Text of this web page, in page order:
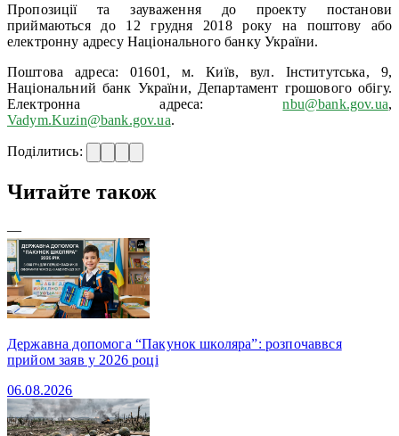
Пропозиції та зауваження до проекту постанови
приймаються до 12 грудня 2018 року на поштову або
електронну адресу Національного банку України.
Поштова адреса: 01601, м. Київ, вул. Інститутська, 9,
Національний банк України, Департамент грошового обігу.
Електронна адреса:nbu@bank.gov.ua,
Vadym.Kuzin@bank.gov.ua.
Поділитись:
Читайте також
—
Державна допомога “Пакунок школяра”: розпочаввся
прийом заяв у 2026 році
06.08.2026